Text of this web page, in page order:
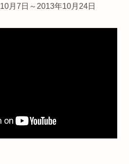
月7日～2013年10月24日